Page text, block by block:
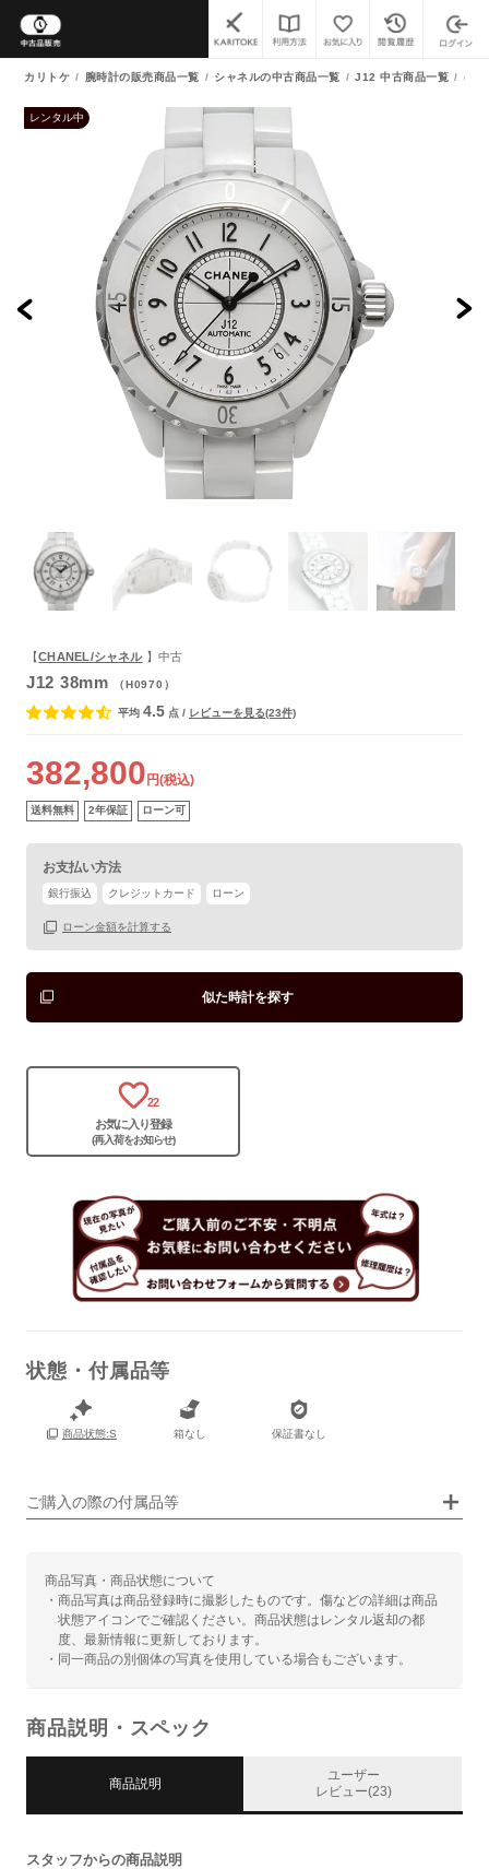
カリトケ 腕時計の販売商品一覧 シャネルの中古商品一覧 J12 中古商品一覧 (中
レンタル中
【CHANEL/シャネル】中古
J12 38mm （H0970）
平均 4.5 点 / レビューを見る(23件)
382,800 円(税込)
送料無料 2年保証 ローン可
お支払い方法
銀行振込 クレジットカード ローン
ローン金額を計算する
似た時計を探す
22
お気に入り登録
(再入荷をお知らせ)
状態・付属品等
商品状態:S 箱なし 保証書なし
ご購入の際の付属品等
保証書
箱
商品写真・商品状態について
・商品写真は商品登録時に撮影したものです。傷などの詳細は商品
状態アイコンでご確認ください。商品状態はレンタル返却の都
度、最新情報に更新しております。
・同一商品の別個体の写真を使用している場合もございます。
商品説明・スペック
商品説明
ユーザー
レビュー(23)
スタッフからの商品説明
よくあるご質問